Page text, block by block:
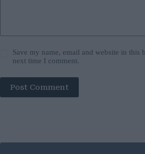
Save my name, email and website in this
next time I comment.
Post Comment